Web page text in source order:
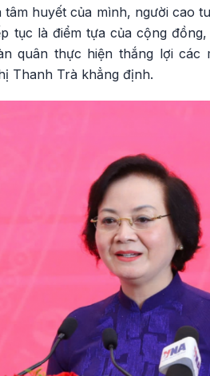
huyết của mình, người cao
tục là điểm tựa của cộng
quân thực hiện thắng lợi
Thanh Trà khẳng định.